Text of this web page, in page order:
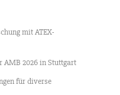
mit ATEX-
AMB 2026 in Stuttgart
für diverse